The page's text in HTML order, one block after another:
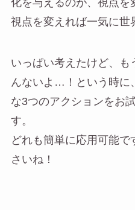
化を与えるのが、視点を
視点を変えれば一気に世
いっぱい考えたけど、
んないよ…！という時に
な3つのアクションをお
す。
どれも簡単に応用可能
さいね！